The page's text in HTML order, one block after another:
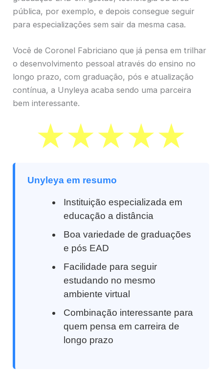
pública, por exemplo, e depois consegue seguir
para especializações sem sair da mesma casa.
Você de Coronel Fabriciano que já pensa em trilhar
o desenvolvimento pessoal através do ensino no
longo prazo, com graduação, pós e atualização
contínua, a Unyleya acaba sendo uma parceira
bem interessante.
Unyleya em resumo
Instituição especializada em
educação a distância
Boa variedade de graduações
e pós EAD
Facilidade para seguir
estudando no mesmo
ambiente virtual
Combinação interessante para
quem pensa em carreira de
longo prazo